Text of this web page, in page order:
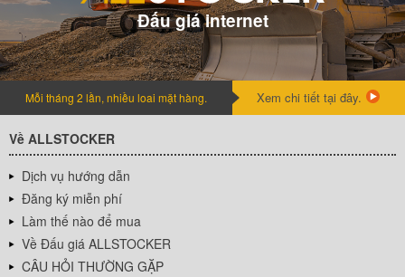
Đấu giá internet
Mỗi tháng 2 lần, nhiều loai mặt hàng. Xem chi tiết tại đây.
Về ALLSTOCKER
Dịch vụ hướng dẫn
Đăng ký miễn phí
Làm thế nào để mua
Về Đấu giá ALLSTOCKER
CÂU HỎI THƯỜNG GẶP